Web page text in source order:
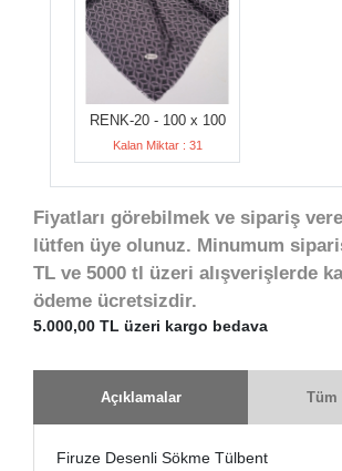
RENK-20 - 100 x 100
Kalan Miktar : 31
Fiyatları görebilmek ve sipariş
lütfen üye olunuz. Minumum
TL ve 5000 tl üzeri alışverişlerde
ödeme ücretsizdir.
5.000,00 TL üzeri kargo bedava
Açıklamalar Tüm
Firuze Desenli Sökme Tülbent